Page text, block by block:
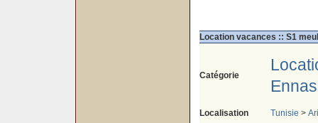
Location vacances :: S1
Catégorie
Localisation Tunisie >